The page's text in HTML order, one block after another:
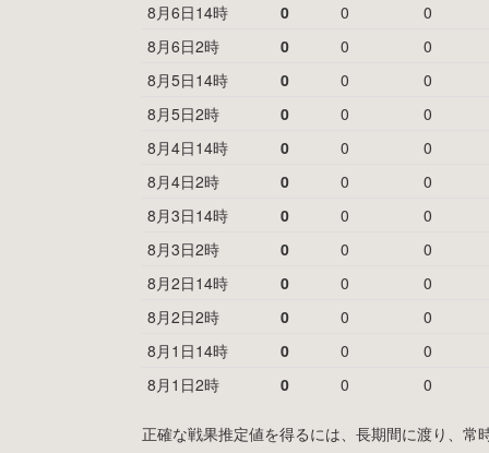
8月6日14時
0 0
0
8月6日2時
0 0
0
8月5日14時
0 0
0
8月5日2時
0 0
0
8月4日14時
0 0
0
8月4日2時
0 0
0
8月3日14時
0 0
0
8月3日2時
0 0
0
8月2日14時
0 0
0
8月2日2時
0 0
0
8月1日14時
0 0
0
8月1日2時
0 0 0
正確な戦果推定値を得るには、長期間に渡り、